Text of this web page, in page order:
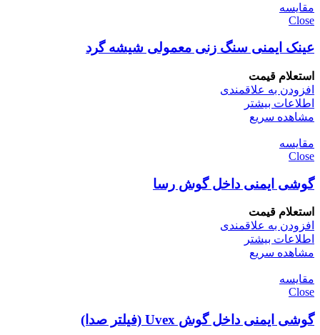
مقایسه
Close
عینک ایمنی سنگ زنی معمولی شیشه گرد
استعلام قیمت
افزودن به علاقمندی
اطلاعات بیشتر
مشاهده سریع
مقایسه
Close
گوشی ایمنی داخل گوش رسا
استعلام قیمت
افزودن به علاقمندی
اطلاعات بیشتر
مشاهده سریع
مقایسه
Close
گوشی ایمنی داخل گوش Uvex (فیلتر صدا)